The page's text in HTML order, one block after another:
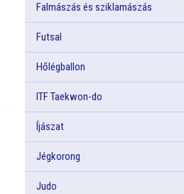
Falmászás és sziklamászás
Futsal
Hőlégballon
ITF Taekwon-do
Íjászat
Jégkorong
Judo